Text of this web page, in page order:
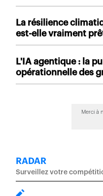
d’incertitude. Quels
La résilience
est-elle vraiment
L'IA agentique : la
opérationnelle des
des PME
Merci à
RADAR
Surveillez votre